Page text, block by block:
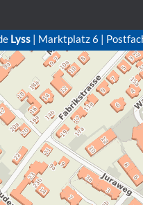
Lyss | Marktplatz 6 |